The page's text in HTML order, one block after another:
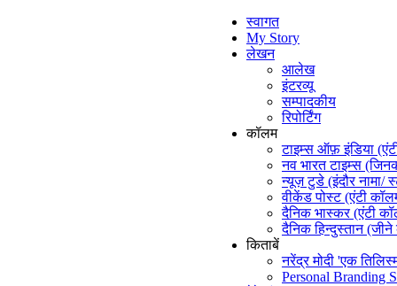
स्वागत
My Story
लेखन
आलेख
इंटरव्यू
सम्पादकीय
रिपोर्टिंग
कॉलम
टाइम्स ऑफ़ इंडिया
नव भारत टाइम्स
न्यूज़ टुडे (इंदौर नामा/
वीकेंड पोस्ट (एंटी
दैनिक भास्कर (एंटी
दैनिक हिन्दुस्तान (जीने
किताबें
नरेंद्र मोदी 'एक
Personal Branding